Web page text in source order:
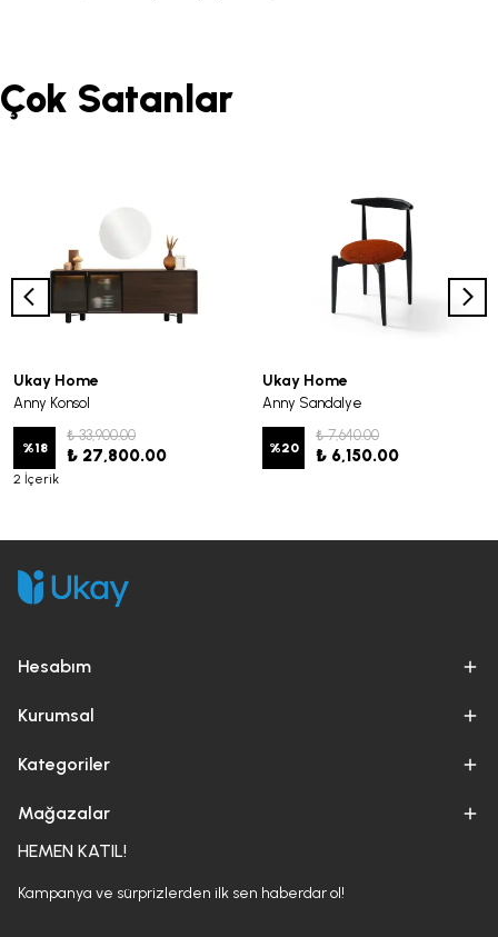
Çok Satanlar
Ukay Home
Anny Konsol
%18
₺ 33,900.00
₺ 27,800.00
2 İçerik
Ukay Home
Anny Sandalye
%20
₺ 7,640.00
₺ 6,150.00
Hesabım
Kurumsal
Kategoriler
Mağazalar
HEMEN KATIL!
Kampanya ve sürprizlerden ilk sen haberdar ol!